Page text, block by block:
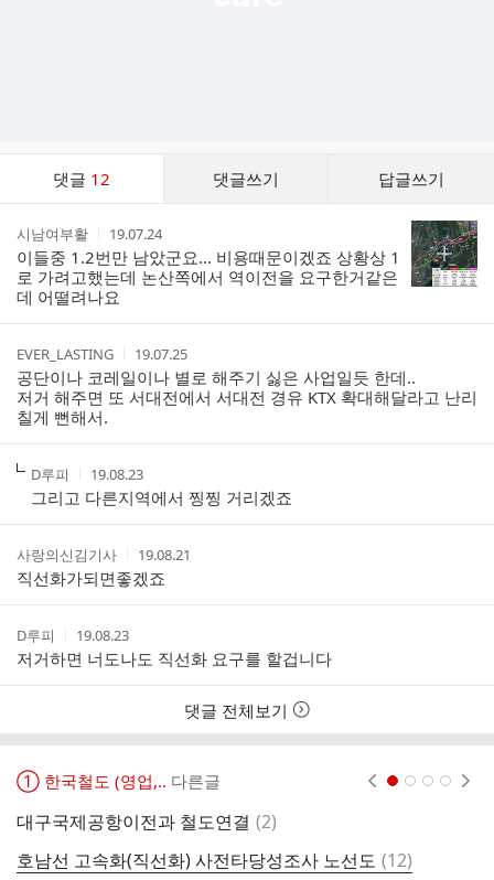
댓글 12 댓글쓰기 답글쓰기
작
성
자
시남여부활
작
성
시
간
19.07.24
이들중 1.2번만 남았군요... 비용때문이겠죠 상황상 1
로 가려고했는데 논산쪽에서 역이전을 요구한거같은
데 어떨려나요
작
성
자
EVER_LASTING
작
성
시
간
19.07.25
공단이나 코레일이나 별로 해주기 싫은 사업일듯 한데..
저거 해주면 또 서대전에서 서대전 경유 KTX 확대해달라고 난리
칠게 뻔해서.
작
성
자
D루피
작
성
시
간
19.08.23
그리고 다른지역에서 찡찡 거리겠죠
작
성
자
사랑의신김기사
작
성
시
간
19.08.21
직선화가되면좋겠죠
작
성
자
D루피
작
성
시
간
19.08.23
저거하면 너도나도 직선화 요구를 할겁니다
댓글 전체보기
① 한국철도 (영업,.. 다른글
대구국제공항이전과 철도연결 댓
(2)
호남선 고속화(직선화) 사전타당성조사 노선도 댓
(12)